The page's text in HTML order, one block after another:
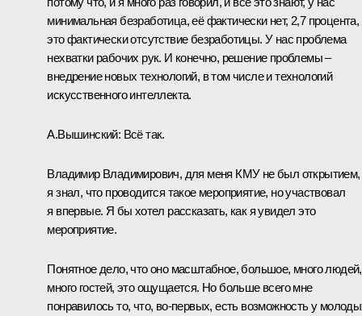
минимальная безработица, её фактически нет, 2,7 процента,
это фактически отсутствие безработицы. У нас проблема
нехватки рабочих рук. И конечно, решение проблемы –
внедрение новых технологий, в том числе и технологий
искусственного интеллекта.
А.Вышинский: Всё так.
Владимир Владимирович, для меня КМУ не был открытием,
я знал, что проводится такое мероприятие, но участвовал
я впервые. Я бы хотел рассказать, как я увидел это
мероприятие.
Понятное дело, что оно масштабное, большое, много людей,
много гостей, это ощущается. Но больше всего мне
понравилось то, что, во-первых, есть возможность у